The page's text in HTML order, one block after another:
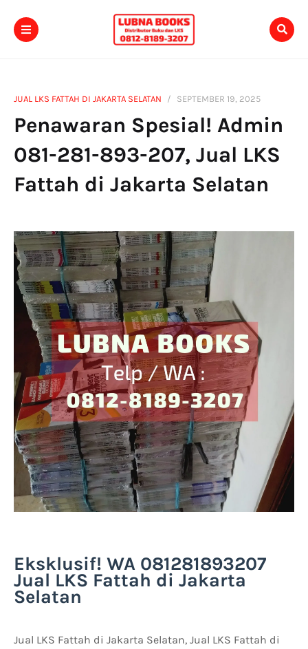
JUAL LKS FATTAH DI JAKARTA SELATAN SEPTEMBER 19, 2025
Penawaran Spesial! Admin
081-281-893-207, Jual LKS
Fattah di Jakarta Selatan
Eksklusif! WA 081281893207
Jual LKS Fattah di Jakarta
Selatan
Jual LKS Fattah di Jakarta Selatan, Jual LKS Fattah di